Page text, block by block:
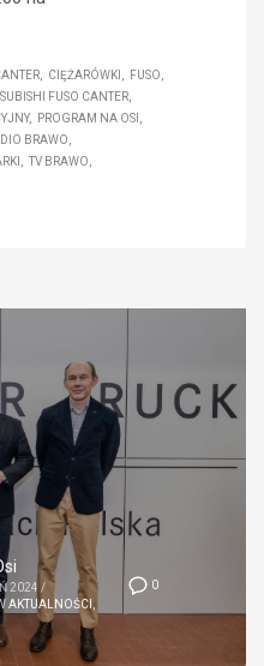
CIĘŻARÓWKI
FUSO
FUSO CANTER
PROGRAM NA OSI
BRAWO
TV BRAWO
0
2024 /
AKTUALNOŚCI